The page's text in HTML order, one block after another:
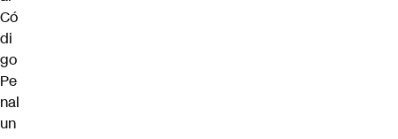
Có
di
go
Pe
nal
un